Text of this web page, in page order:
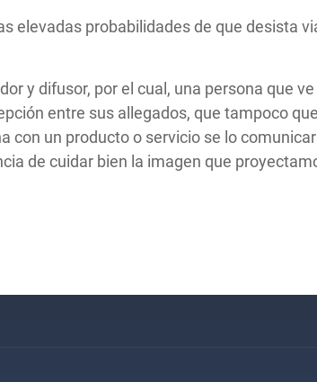
elevadas probabilidades de que desista
y difusor, por el cual, una persona que
entre sus allegados, que tampoco
un producto o servicio se lo
de cuidar bien la imagen que